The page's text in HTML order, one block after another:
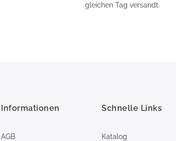
gleichen Tag versandt.
Informationen
AGB
Schnelle Links
Katalog